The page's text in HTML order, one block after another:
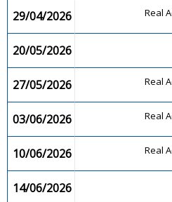
29/04/2026 Real
20/05/2026
27/05/2026 Real
03/06/2026 Real
10/06/2026 Real
14/06/2026